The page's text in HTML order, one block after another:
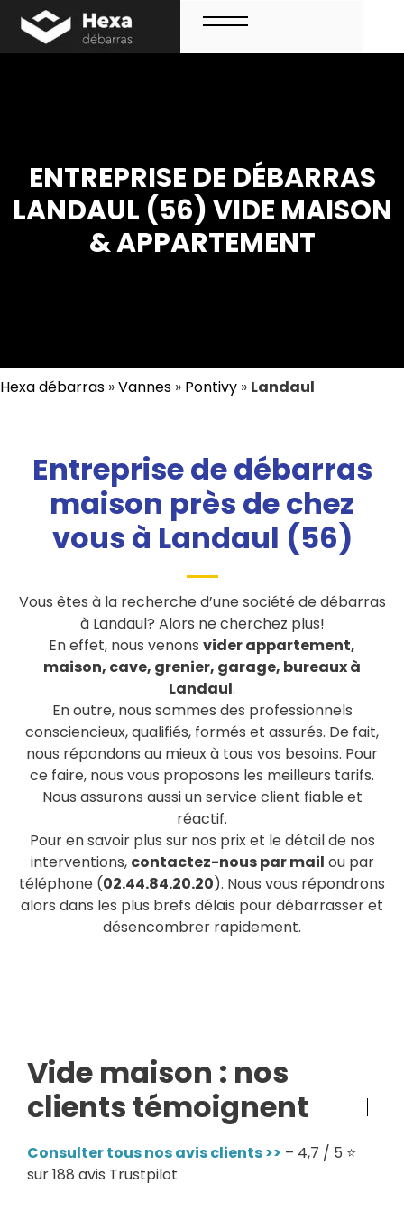
contenu
Menu
ENTREPRISE DE DÉBARRAS
LANDAUL (56) VIDE MAISON
& APPARTEMENT
Hexa débarras »Vannes » Pontivy » Landaul
Entreprise de débarras
maison près de chez
vous à Landaul (56)
Vous êtes à la recherche d’une société de débarras
à Landaul? Alors ne cherchez plus!
En effet, nous venons vider appartement,
maison, cave, grenier, garage, bureaux à
Landaul.
En outre, nous sommes des professionnels
consciencieux, qualifiés, formés et assurés. De fait,
nous répondons au mieux à tous vos besoins. Pour
ce faire, nous vous proposons les meilleurs tarifs.
Nous assurons aussi un service client fiable et
réactif.
Pour en savoir plus sur nos prix et le détail de nos
interventions, contactez-nous par mail ou par
téléphone (02.44.84.20.20). Nous vous répondrons
alors dans les plus brefs délais pour débarrasser et
désencombrer rapidement.
Vide maison : nos
clients témoignent
Consulter tous nos avis clients >> – 4,7 / 5 ⭐
sur 188 avis Trustpilot